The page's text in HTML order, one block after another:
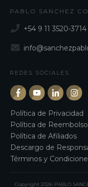
PABLO SANCHEZ
+54 9 11 3520-3714
REDES SOCIALES
Política de Privacidad
Política de Reembolso
Política de Afiliados
Descargo de
Términos y
Copyright 2026 PABLO